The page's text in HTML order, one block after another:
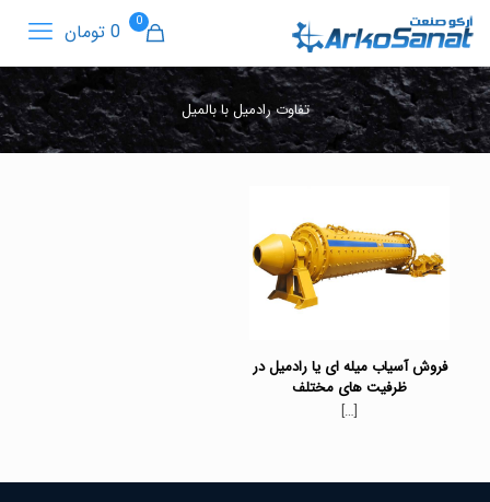
0 0 تومان
تفاوت رادمیل با بالمیل
فروش آسیاب میله ای یا رادمیل در
ظرفیت های مختلف
[…]